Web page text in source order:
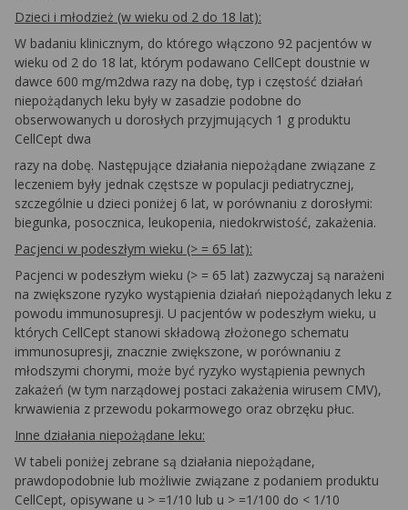
Dzieci i młodzież (w wieku od 2 do 18 lat):
W badaniu klinicznym, do którego włączono 92 pacjentów w
wieku od 2 do 18 lat, którym podawano CellCept doustnie w
dawce 600 mg/m2dwa razy na dobę, typ i częstość działań
niepożądanych leku były w zasadzie podobne do
obserwowanych u dorosłych przyjmujących 1 g produktu
CellCept dwa
razy na dobę. Następujące działania niepożądane związane z
leczeniem były jednak częstsze w populacji pediatrycznej,
szczególnie u dzieci poniżej 6 lat, w porównaniu z dorosłymi:
biegunka, posocznica, leukopenia, niedokrwistość, zakażenia.
Pacjenci w podeszłym wieku (> = 65 lat):
Pacjenci w podeszłym wieku (> = 65 lat) zazwyczaj są narażeni
na zwiększone ryzyko wystąpienia działań niepożądanych leku z
powodu immunosupresji. U pacjentów w podeszłym wieku, u
których CellCept stanowi składową złożonego schematu
immunosupresji, znacznie zwiększone, w porównaniu z
młodszymi chorymi, może być ryzyko wystąpienia pewnych
zakażeń (w tym narządowej postaci zakażenia wirusem CMV),
krwawienia z przewodu pokarmowego oraz obrzęku płuc.
Inne działania niepożądane leku:
W tabeli poniżej zebrane są działania niepożądane,
prawdopodobnie lub możliwie związane z podaniem produktu
CellCept, opisywane u > =1/10 lub u > =1/100 do < 1/10